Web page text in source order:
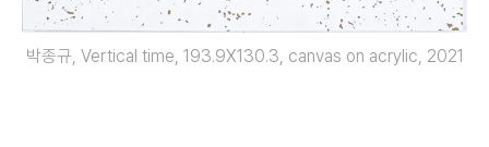
박종규, Vertical time, 193.9X130.3, canvas on acrylic, 2021